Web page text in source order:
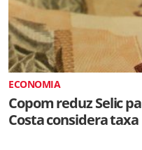
ECONOMIA
Copom reduz Selic
Costa considera